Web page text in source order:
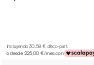
Incluyendo 30,58 € d'éco-part.
o desde 225,00 €/mes con